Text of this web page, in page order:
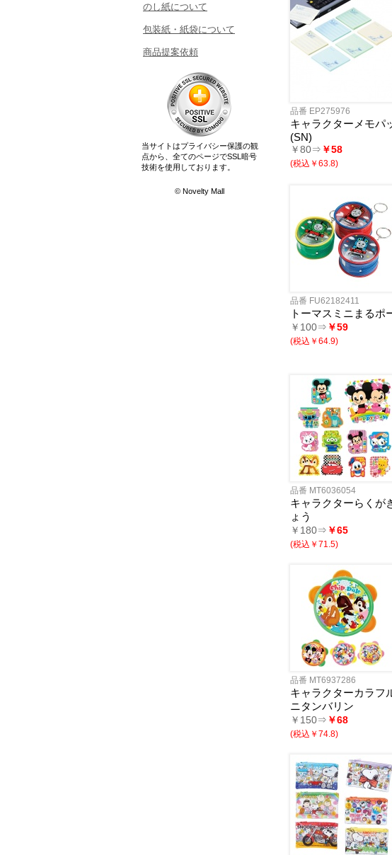
のし紙について
包装紙・紙袋について
商品提案依頼
当サイトはプライバシー保護の観
点から、全てのページでSSL暗号
技術を使用しております。
© Novelty Mall
品番 EP275976
キャラクターメモパ
(SN)
￥80⇒ ￥58
(税込￥63.8)
品番 FU62182411
トーマスミニまるポ
￥100⇒ ￥59
(税込￥64.9)
品番 MT6036054
キャラクターらくが
ょう
￥180⇒ ￥65
(税込￥71.5)
品番 MT6937286
キャラクターカラフ
ニタンバリン
￥150⇒ ￥68
(税込￥74.8)